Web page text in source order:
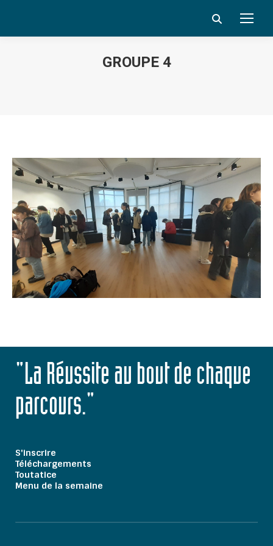
Search:
GROUPE 4
"La Réussite au bout de chaque
parcours."
S'inscrire
Téléchargements
Toutatice
Menu de la semaine